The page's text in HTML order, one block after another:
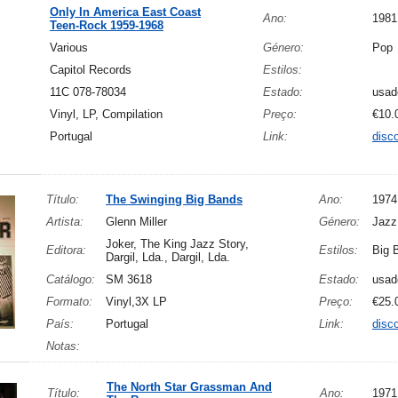
Only In America East Coast
Teen-Rock 1959-1968
Ano: 1981
Various Género:
Pop
Capitol Records
Estilos:
11C 078-78034
Estado:
Vinyl, LP, Compilation
Preço:
Portugal
Link:
Título: The Swinging Big Bands Ano:
1974
Artista:
Glenn Miller Género: Jazz
Editora:
Joker, The King Jazz Story,
Dargil, Lda., Dargil, Lda.
Estilos: Big
Catálogo: SM 3618 Estado:
Formato:
Vinyl,3X LP Preço:
País:
Portugal Link:
Notas:
Título:
The North Star Grassman And
Ano: 1971